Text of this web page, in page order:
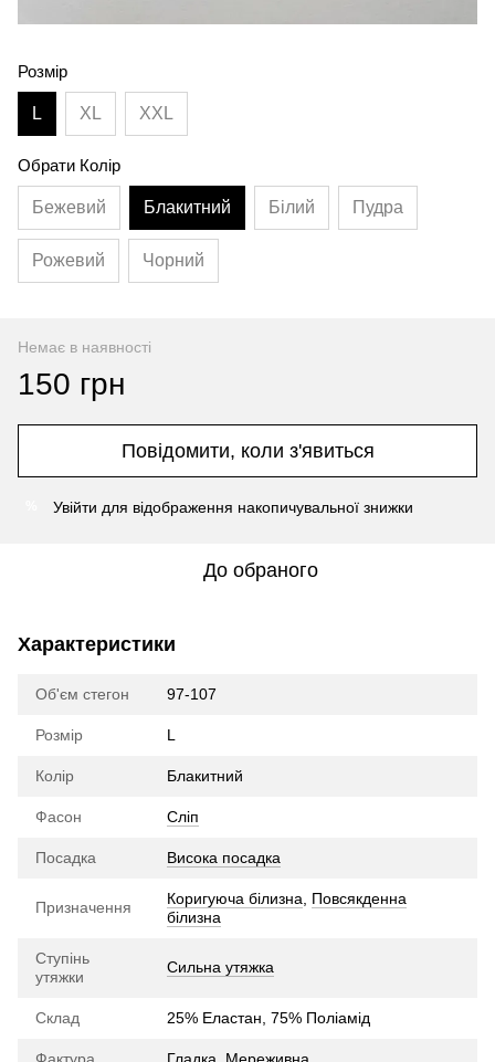
Розмір
L XL XXL
Обрати Колір
Бежевий Блакитний Білий Пудра
Рожевий Чорний
Немає в наявності
150 грн
Повідомити, коли з'явиться
Увійти для відображення накопичувальної знижки
До обраного
Характеристики
Об'єм стегон 97-107
Розмір L
Колір Блакитний
Фасон Сліп
Посадка Висока посадка
Призначення Коригуюча білизна
Повсякденна
білизна
Ступінь
утяжки
Сильна утяжка
Склад 25% Еластан, 75% Поліамід
Фактура Гладка Мереживна